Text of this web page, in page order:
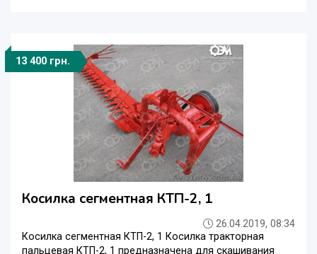
13 400 грн.
Косилка сегментная КТП-2, 1
26.04.2019, 08:34
Косилка сегментная КТП-2, 1 Косилка тракторная
пальцевая КТП-2, 1 предназначена для скашивания